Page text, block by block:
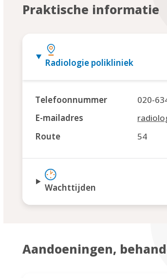
Praktische informatie
Radiologie polikliniek
Telefoonnummer
020-
E-mailadres
Route
54
Wachttijden
Aandoeningen,